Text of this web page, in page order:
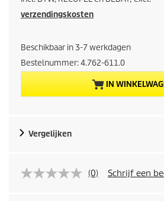
i
d
i
g
p
r
verzendingskosten
Beschikbaar in 3-7 werkdagen
Bestelnummer:4.762-611.0
IN
Vergelijken
(0) Schrijf een